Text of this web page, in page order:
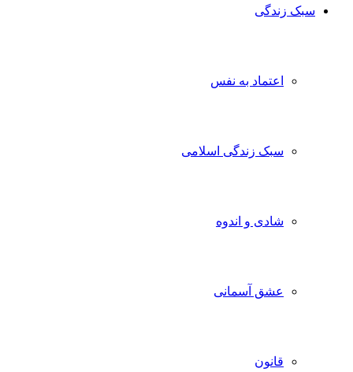
سبک زندگی
اعتماد به نفس
سبک زندگی اسلامی
شادی و اندوه
عشق آسمانی
قانون